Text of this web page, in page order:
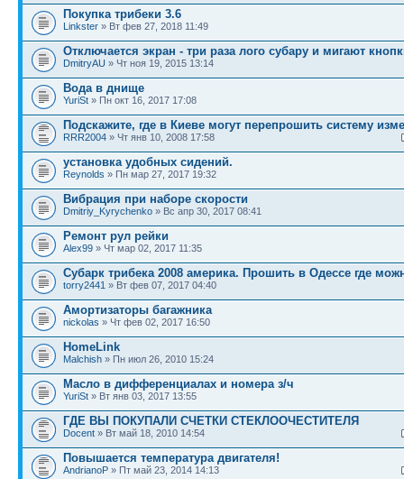
Покупка трибеки 3.6
Linkster » Вт фев 27, 2018 11:49
Отключается экран - три раза лого субару и мигают
DmitryAU » Чт ноя 19, 2015 13:14
Вода в днище
YuriSt » Пн окт 16, 2017 17:08
Подскажите, где в Киеве могут перепрошить систему
RRR2004 » Чт янв 10, 2008 17:58
установка удобных сидений.
Reynolds » Пн мар 27, 2017 19:32
Вибрация при наборе скорости
Dmitriy_Kyrychenko » Вс апр 30, 2017 08:41
Ремонт рул рейки
Alex99 » Чт мар 02, 2017 11:35
Субарк трибека 2008 америка. Прошить в Одессе где
torry2441 » Вт фев 07, 2017 04:40
Амортизаторы багажника
nickolas » Чт фев 02, 2017 16:50
HomeLink
Malchish » Пн июл 26, 2010 15:24
Масло в дифференциалах и номера з/ч
YuriSt » Вт янв 03, 2017 13:55
ГДЕ ВЫ ПОКУПАЛИ СЧЕТКИ СТЕКЛООЧЕСТИТЕЛЯ
Docent » Вт май 18, 2010 14:54
Повышается температура двигателя!
AndrianoP » Пт май 23, 2014 14:13